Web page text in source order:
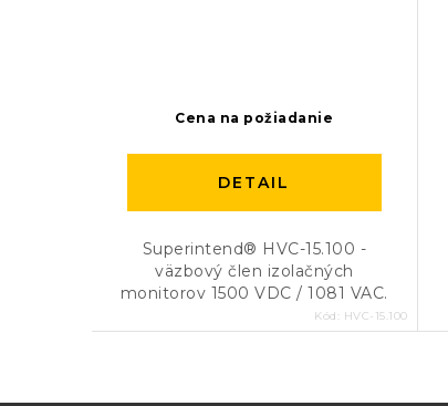
Cena na požiadanie
DETAIL
Superintend® HVC-15.100 -
väzbový člen izolačných
monitorov 1500 VDC / 1081 VAC.
Kód: HVC-15.100